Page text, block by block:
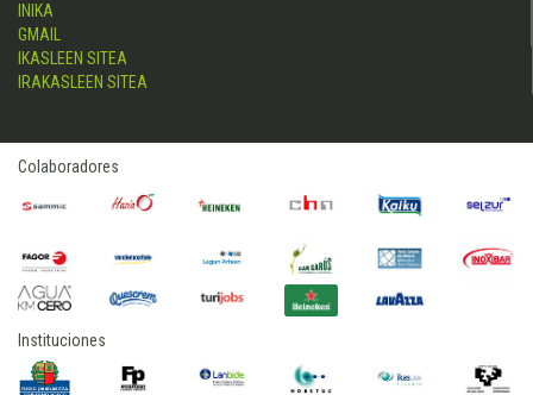
INIKA
GMAIL
IKASLEEN SITEA
IRAKASLEEN SITEA
Colaboradores
Instituciones